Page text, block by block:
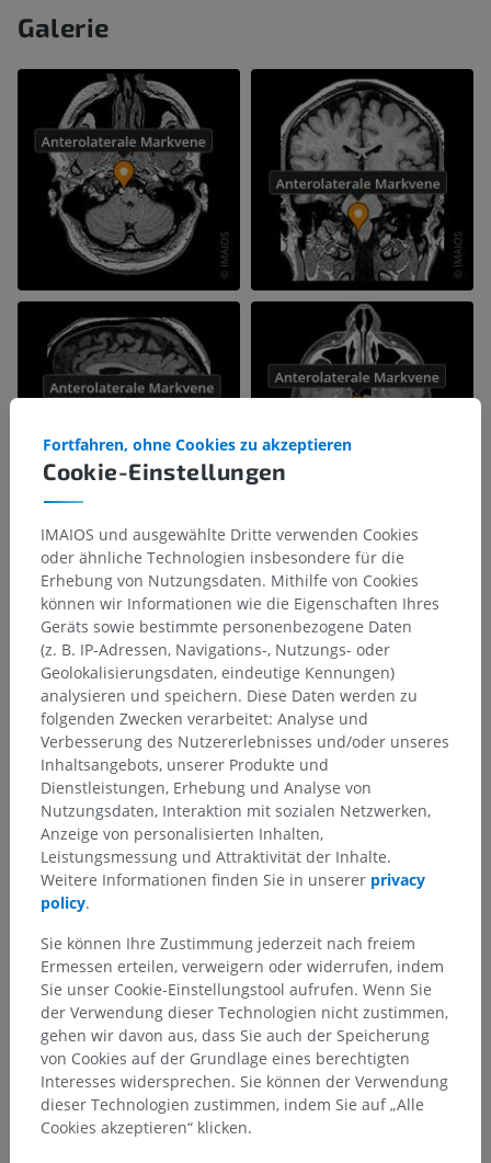
Galerie
Anatomische Hierarchie
Anatomie des Menschen 1
Anatomie des Menschen
Zentraler Abschnitt; Zentralnervensystem >
Zerebrospinale Blutgefäße> Hirnblutgefäße>
Hirnstammvenen> Venen des verlängerten Marks
Anteromediane Markvene>
Vordere laterale Markvenen
Darunterliegende Strukturen:
Cookie-Einstellungen
Fortfahren, ohne Cookies zu akzeptieren
IMAIOS und ausgewählte Dritte verwenden Cookies
oder ähnliche Technologien insbesondere für die
Erhebung von Nutzungsdaten. Mithilfe von Cookies
können wir Informationen wie die Eigenschaften Ihres
Geräts sowie bestimmte personenbezogene Daten
(z. B. IP-Adressen, Navigations-, Nutzungs- oder
Geolokalisierungsdaten, eindeutige Kennungen)
analysieren und speichern. Diese Daten werden zu
folgenden Zwecken verarbeitet: Analyse und
Verbesserung des Nutzererlebnisses und/oder unseres
Inhaltsangebots, unserer Produkte und
Dienstleistungen, Erhebung und Analyse von
Nutzungsdaten, Interaktion mit sozialen Netzwerken,
Anzeige von personalisierten Inhalten,
Leistungsmessung und Attraktivität der Inhalte.
Weitere Informationen finden Sie in unserer privacy
policy.
Sie können Ihre Zustimmung jederzeit nach freiem
Ermessen erteilen, verweigern oder widerrufen, indem
Sie unser Cookie-Einstellungstool aufrufen. Wenn Sie
der Verwendung dieser Technologien nicht zustimmen,
gehen wir davon aus, dass Sie auch der Speicherung
von Cookies auf der Grundlage eines berechtigten
Interesses widersprechen. Sie können der Verwendung
dieser Technologien zustimmen, indem Sie auf „Alle
Cookies akzeptieren“ klicken.